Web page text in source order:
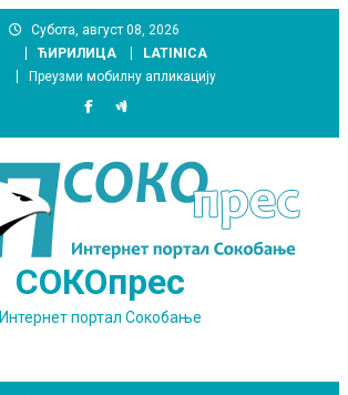
Субота, август 08, 2026
ЋИРИЛИЦА
LATINICA
Преузми мобилну апликацију
СОКОпрес
Интернет портал Сокобање